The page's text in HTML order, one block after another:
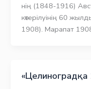
нің (1848-1916)
көтерілуінің 60
1908). Марапат
«Целиноградқа